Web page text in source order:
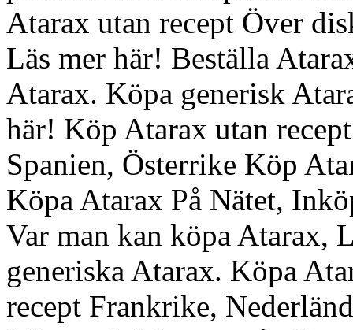
Atarax utan recept Över
Läs mer här! Beställa
Atarax. Köpa generisk
här! Köp Atarax utan
Spanien, Österrike Köp
Köpa Atarax På Nätet,
Var man kan köpa Atarax,
generiska Atarax. Köpa
recept Frankrike,